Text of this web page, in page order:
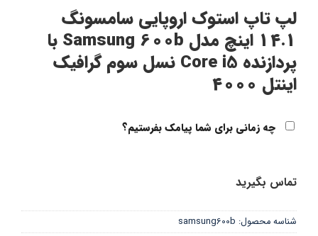
لپ تاپ استوک اروپایی سامسونگ
14.1 اینچ مدل Samsung 600b با
پردازنده Core i5 نسل سوم گرافیک
اینتل 4000
چه زمانی برای شما پیامک بفرستیم؟
تماس بگیرید
شناسه محصول: samsung600b